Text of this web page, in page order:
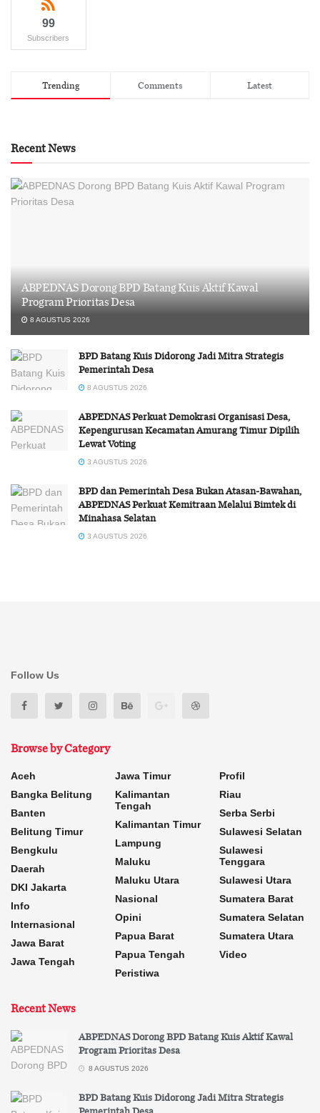
99
Subscribers
Trending Comments Latest
Recent News
ABPEDNAS Dorong BPD Batang Kuis Aktif Kawal
Program Prioritas Desa
8 AGUSTUS 2026
BPD Batang Kuis Didorong Jadi Mitra Strategis
Pemerintah Desa
8 AGUSTUS 2026
ABPEDNAS Perkuat Demokrasi Organisasi Desa,
Kepengurusan Kecamatan Amurang Timur Dipilih
Lewat Voting
3 AGUSTUS 2026
BPD dan Pemerintah Desa Bukan Atasan-Bawahan,
ABPEDNAS Perkuat Kemitraan Melalui Bimtek di
Minahasa Selatan
3 AGUSTUS 2026
Follow Us
Browse by Category
Aceh
Bangka Belitung
Banten
Belitung Timur
Bengkulu
Daerah
DKI Jakarta
Info
Internasional
Jawa Barat
Jawa Tengah
Jawa Timur
Kalimantan
Tengah
Kalimantan Timur
Lampung
Maluku
Maluku Utara
Nasional
Opini
Papua Barat
Papua Tengah
Peristiwa
Profil
Riau
Serba Serbi
Sulawesi Selatan
Sulawesi
Tenggara
Sulawesi Utara
Sumatera Barat
Sumatera Selatan
Sumatera Utara
Video
Recent News
ABPEDNAS Dorong BPD Batang Kuis Aktif Kawal
Program Prioritas Desa
8 AGUSTUS 2026
BPD Batang Kuis Didorong Jadi Mitra Strategis